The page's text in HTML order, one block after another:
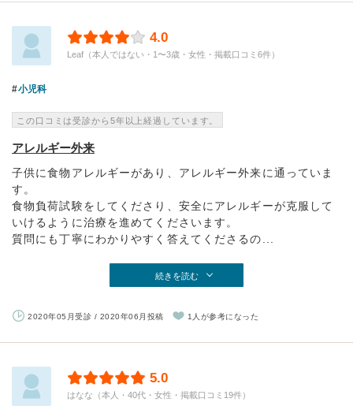
4.0
Leaf（本人ではない・1〜3歳・女性・掲載口コミ6件）
小児科
この口コミは受診から5年以上経過しています。
アレルギー外来
子供に食物アレルギーがあり、アレルギー外来に通っていま
す。
食物負荷試験をしてくださり、安全にアレルギーが克服して
いけるように治療を進めてくださいます。
質問にも丁寧にわかりやすく答えてくださるの...
続きを読む
2020年05月受診 / 2020年06月投稿 1人が参考になった
5.0
はなな（本人・40代・女性・掲載口コミ19件）